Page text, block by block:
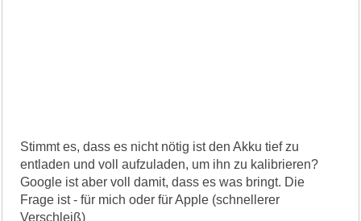
Stimmt es, dass es nicht nötig ist den Akku tief zu
entladen und voll aufzuladen, um ihn zu kalibrieren?
Google ist aber voll damit, dass es was bringt. Die
Frage ist - für mich oder für Apple (schnellerer
Verschleiß)